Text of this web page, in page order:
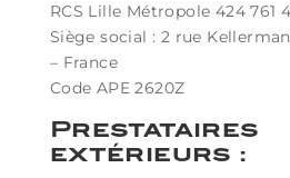
RCS Lille Métropole 424 761
Siège social : 2 rue
– France
Code APE 2620Z
Prestataires
extérieurs :